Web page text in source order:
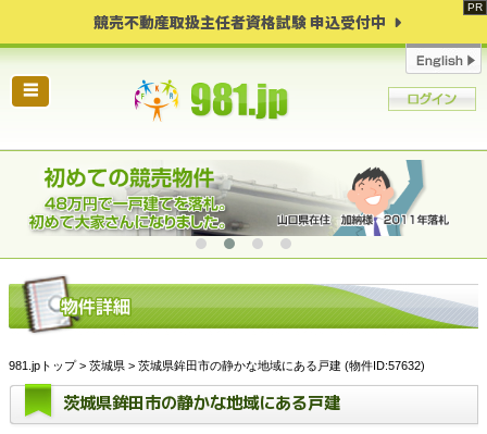
競売不動産取扱主任者資格試験 申込受付中
☰
981.jpトップ> 茨城県 > 茨城県鉾田市の静かな地域にある戸建 (物件ID:57632)
茨城県鉾田市の静かな地域にある戸建